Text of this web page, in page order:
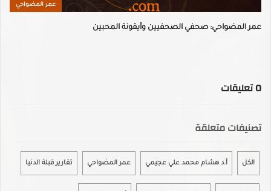
عمر المضواحي
عمر المضواحي: صحفي الصحفيين وأيقونة المحبين
0تعليقات
تصنيفات متعلقة
الكل أ.د هشام محمد علي عجيمي عمر المضواحي تقارير قبلة الدنيا